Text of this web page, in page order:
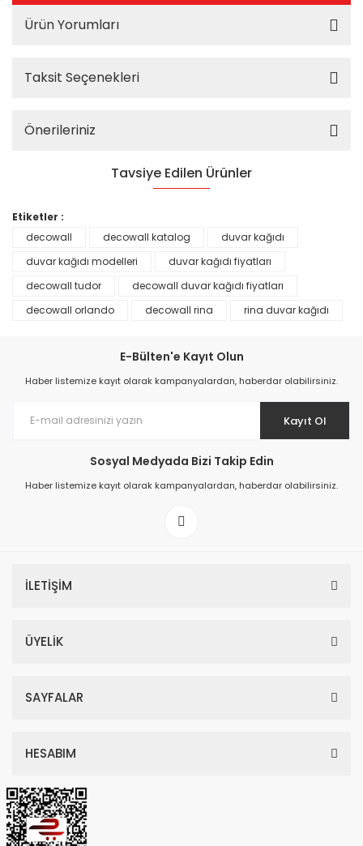
Ürün Yorumları
Taksit Seçenekleri
Önerileriniz
Tavsiye Edilen Ürünler
Prime ArtDECO Duvar Kağıdı Tutkalı 500 gr
199,00 TL
Etiketler :
decowall
decowall katalog
duvar kağıdı
duvar kağıdı modelleri
duvar kağıdı fiyatları
decowall tudor
decowall duvar kağıdı fiyatları
decowall orlando
decowall rina rina duvar kağıdı
E-Bülten'e Kayıt Olun
Haber listemize kayıt olarak kampanyalardan, haberdar olabilirsiniz.
Kayıt Ol
Sosyal Medyada Bizi Takip Edin
Haber listemize kayıt olarak kampanyalardan, haberdar olabilirsiniz.
İLETİŞİM
ÜYELİK
SAYFALAR
HESABIM